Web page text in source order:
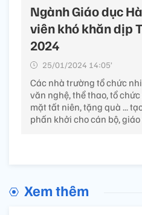
Ngành Giáo dục
viên khó khăn dịp
2024
25/01/2024 14:05’
Các nhà trường tổ chức
văn nghệ, thể thao, tổ
mặt tất niên, tặng quà ...
phấn khởi cho cán bộ,
Xem thêm